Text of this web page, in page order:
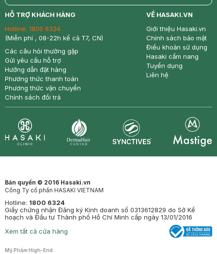
return nowfree price
HỖ TRỢ KHÁCH HÀNG
Hotline: 1800 6324
(Miễn phí , 08-22h kể cả T7, CN)
Các câu hỏi thường gặp
Gửi yêu cầu hỗ trợ
Hướng dẫn đặt hàng
Phương thức thanh toán
Phương thức vận chuyển
Chính sách đổi trả
VỀ HASAKI.VN
Giới thiệu Hasaki.vn
Chính sách bảo mật
Điều khoản sử dụng
Hasaki cẩm nang
Tuyển dụng
Liên hệ
Bản quyền © 2016 Hasaki.vn
Công Ty cổ phần HASAKI VIETNAM
Hotline: 1800 6324
Giấy chứng nhận Đăng ký Kinh doanh số 0313612829 do Sở Kế
hoạch và Đầu tư Thành phố Hồ Chí Minh cấp ngày 13/01/2016
Xem tất cả cửa hàng
Mỹ Phẩm High-End